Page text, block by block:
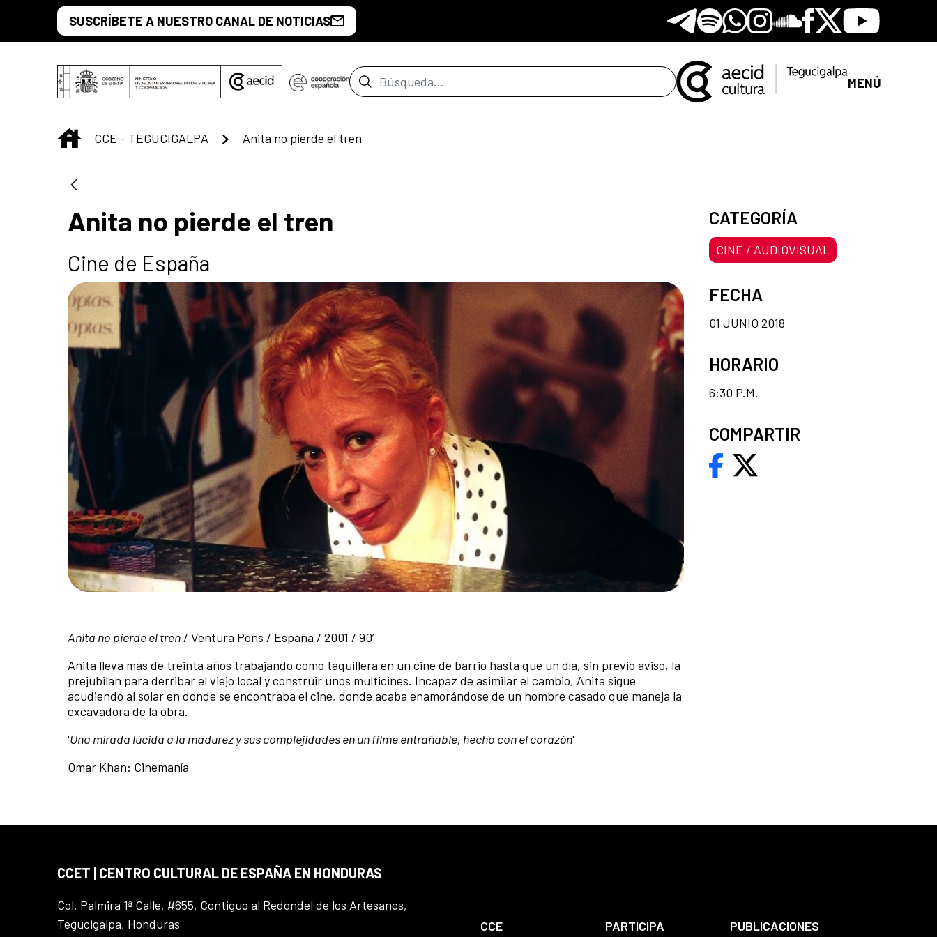
Saltar al contenido principal
SUSCRÍBETE A NUESTRO CANAL DE NOTICIAS Telegram
SpotifyWhatsapp
Instagram
Soundclore
Facebook
X Youtube
Barra de búsqueda MENÚ
INICIO
CCE - TEGUCIGALPA Anita no pierde el tren
Anita no pierde el tren
Cine de España
Anita no pierde el tren / Ventura Pons / España / 2001 / 90’
Anita lleva más de treinta años trabajando como taquillera en un cine de barrio hasta que un día, sin previo aviso, la
prejubilan para derribar el viejo local y construir unos multicines. Incapaz de asimilar el cambio, Anita sigue
acudiendo al solar en donde se encontraba el cine, donde acaba enamorándose de un hombre casado que maneja la
excavadora de la obra.
'Una mirada lúcida a la madurez y sus complejidades en un filme entrañable, hecho con el corazón'
Omar Khan: Cinemanía
CATEGORÍA
CINE / AUDIOVISUAL
FECHA
01 JUNIO 2018
HORARIO
6:30 P.M.
COMPARTIR
CCET | CENTRO CULTURAL DE ESPAÑA EN HONDURAS
Col. Palmira 1ª Calle, #655, Contiguo al Redondel de los Artesanos,
Tegucigalpa, Honduras
CCE PARTICIPA
PUBLICACIONES